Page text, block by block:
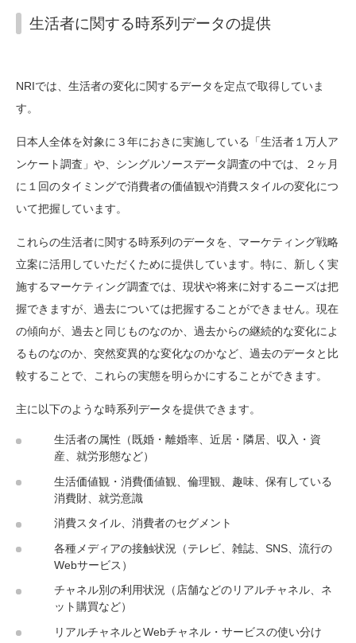
生活者に関する時系列データの提供
NRIでは、生活者の変化に関するデータを定点で取得していま
す。
日本人全体を対象に３年におきに実施している「生活者１万人ア
ンケート調査」や、シングルソースデータ調査の中では、２ヶ月
に１回のタイミングで消費者の価値観や消費スタイルの変化につ
いて把握しています。
これらの生活者に関する時系列のデータを、マーケティング戦略
立案に活用していただくために提供しています。特に、新しく実
施するマーケティング調査では、現状や将来に対するニーズは把
握できますが、過去については把握することができません。現在
の傾向が、過去と同じものなのか、過去からの継続的な変化によ
るものなのか、突然変異的な変化なのかなど、過去のデータと比
較することで、これらの実態を明らかにすることができます。
主に以下のような時系列データを提供できます。
生活者の属性（既婚・離婚率、近居・隣居、収入・資
産、就労形態など）
生活価値観・消費価値観、倫理観、趣味、保有している
消費財、就労意識
消費スタイル、消費者のセグメント
各種メディアの接触状況（テレビ、雑誌、SNS、流行の
Webサービス）
チャネル別の利用状況（店舗などのリアルチャネル、ネ
ット購買など）
リアルチャネルとWebチャネル・サービスの使い分け